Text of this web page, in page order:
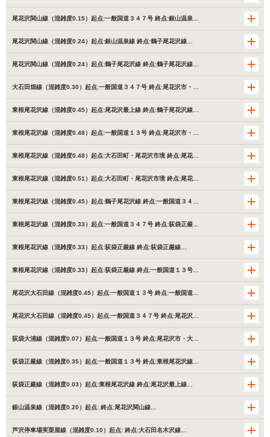
尾花沢関山線（混雑度0.15）起点:一般国道３４７号 終点:銀山温泉…
尾花沢関山線（混雑度0.24）起点:銀山温泉線 終点:鶴子尾花沢線…
尾花沢関山線（混雑度0.24）起点:鶴子尾花沢線 終点:鶴子尾花沢線…
大石田畑線（混雑度0.30）起点:一般国道３４７号 終点:尾花沢市・…
東根尾花沢線（混雑度0.45）起点:尾花沢最上線 終点:鶴子尾花沢線…
東根尾花沢線（混雑度0.48）起点:一般国道１３号 終点:尾花沢市・…
東根尾花沢線（混雑度0.48）起点:大石田町・尾花沢市境 終点:尾花…
東根尾花沢線（混雑度0.51）起点:大石田町・尾花沢市境 終点:尾花…
東根尾花沢線（混雑度0.45）起点:鶴子尾花沢線 終点:一般国道３４…
東根尾花沢線（混雑度0.33）起点:一般国道３４７号 終点:荻袋正厳…
東根尾花沢線（混雑度0.33）起点:荻袋正厳線 終点:荻袋正厳線…
東根尾花沢線（混雑度0.33）起点:荻袋正厳線 終点:一般国道１３号…
尾花沢大石田線（混雑度0.45）起点:一般国道１３号 終点:一般国道…
尾花沢大石田線（混雑度0.45）起点:一般国道３４７号 終点:尾花沢…
荻袋大浦線（混雑度0.07）起点:一般国道１３号 終点:尾花沢市・大…
荻袋正厳線（混雑度0.35）起点:一般国道１３号 終点:東根尾花沢線…
荻袋正厳線（混雑度0.03）起点:東根尾花沢線 終点:尾花沢最上線…
銀山温泉線（混雑度0.20）起点: 終点:尾花沢関山線…
芦沢停車場実栗屋線（混雑度0.10）起点: 終点:大石田名木沢線…